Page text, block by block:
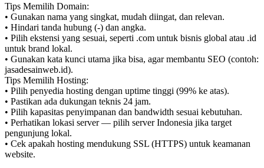
Tips Memilih Domain:
• Gunakan nama yang singkat, mudah diingat, dan relevan.
• Hindari tanda hubung (-) dan angka.
• Pilih ekstensi yang sesuai, seperti .com untuk bisnis global atau .id
untuk brand lokal.
• Gunakan kata kunci utama jika bisa, agar membantu SEO (contoh:
jasadesainweb.id).
Tips Memilih Hosting:
• Pilih penyedia hosting dengan uptime tinggi (99% ke atas).
• Pastikan ada dukungan teknis 24 jam.
• Pilih kapasitas penyimpanan dan bandwidth sesuai kebutuhan.
• Perhatikan lokasi server — pilih server Indonesia jika target
pengunjung lokal.
• Cek apakah hosting mendukung SSL (HTTPS) untuk keamanan
website.